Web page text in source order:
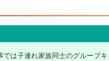
は子連れ家族同士のグループ